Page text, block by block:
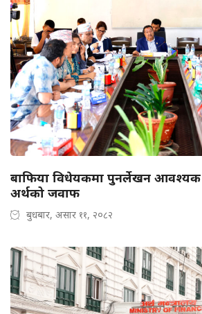
बाफिया विधेयकमा पुनर्लेखन आवश्यक
अर्थको जवाफ
बुधबार, असार ११, २०८२